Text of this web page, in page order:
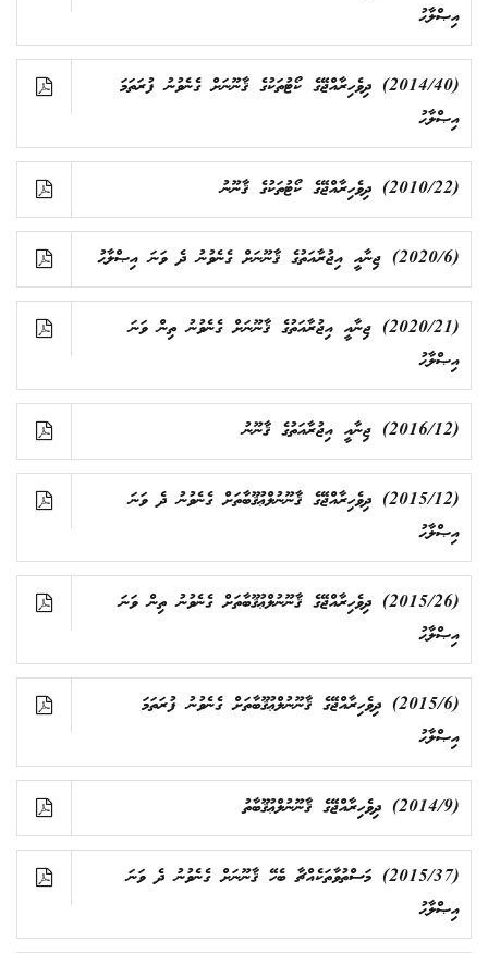
އިޞްލާޙު
(2014/40) ދިވެހިރާއްޖޭގެ ކޯޓުތަކުގެ ޤާނޫނަށް ގެނެވުނު ފުރަތަމަ
އިޞްލާޙު
(2010/22) ދިވެހިރާއްޖޭގެ ކޯޓުތަކުގެ ޤާނޫނު
(2020/6) ޖިނާއީ އިޖުރާއަތުގެ ޤާނޫނަށް ގެނެވުނު ދެ ވަނަ އިޞްލާޙު
(2020/21) ޖިނާއީ އިޖުރާއަތުގެ ޤާނޫނަށް ގެނެވުނު ތިން ވަނަ
އިޞްލާޙު
(2016/12) ޖިނާއީ އިޖުރާއަތުގެ ޤާނޫނު
(2015/12) ދިވެހިރާއްޖޭގެ ޤާނޫނުލްޢުޤޫބާތަށް ގެނެވުނު ދެ ވަނަ
އިޞްލާޙު
(2015/26) ދިވެހިރާއްޖޭގެ ޤާނޫނުލްޢުޤޫބާތަށް ގެނެވުނު ތިން ވަނަ
އިޞްލާޙު
(2015/6) ދިވެހިރާއްޖޭގެ ޤާނޫނުލްޢުޤޫބާތަށް ގެނެވުނު ފުރަތަމަ
އިޞްލާޙު
(2014/9) ދިވެހިރާއްޖޭގެ ޤާނޫނުލްޢުޤޫބާތު
(2015/37) މަސްތުވާތަކެއްޗާ ބެހޭ ޤާނޫނަށް ގެނެވުނު ދެ ވަނަ
އިޞްލާޙު